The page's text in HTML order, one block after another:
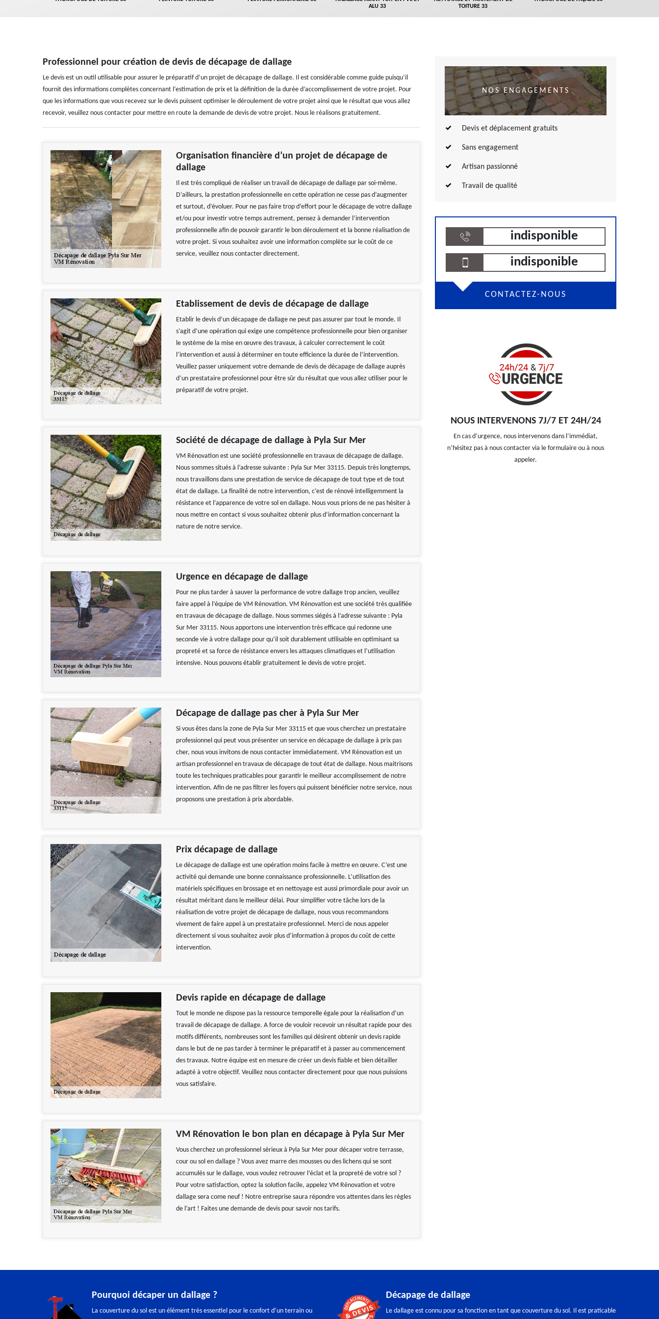
ALU 33
TOITURE 33
Professionnel pour création de devis de décapage de dallage
Le devis est un outil utilisable pour assurer le préparatif d’un projet de décapage de dallage. Il est considérable comme guide puisqu’il
fournit des informations complètes concernant l’estimation de prix et la définition de la durée d’accomplissement de votre projet. Pour
que les informations que vous recevez sur le devis puissent optimiser le déroulement de votre projet ainsi que le résultat que vous allez
recevoir, veuillez nous contacter pour mettre en route la demande de devis de votre projet. Nous le réalisons gratuitement.
Organisation financière d’un projet de décapage de
dallage
Il est très compliqué de réaliser un travail de décapage de dallage par soi-même.
D’ailleurs, la prestation professionnelle en cette opération ne cesse pas d’augmenter
et surtout, d’évoluer. Pour ne pas faire trop d’effort pour le décapage de votre dallage
et/ou pour investir votre temps autrement, pensez à demander l’intervention
professionnelle afin de pouvoir garantir le bon déroulement et la bonne réalisation de
votre projet. Si vous souhaitez avoir une information complète sur le coût de ce
service, veuillez nous contacter directement.
Etablissement de devis de décapage de dallage
Etablir le devis d’un décapage de dallage ne peut pas assurer par tout le monde. Il
s’agit d’une opération qui exige une compétence professionnelle pour bien organiser
le système de la mise en œuvre des travaux, à calculer correctement le coût
l’intervention et aussi à déterminer en toute efficience la durée de l’intervention.
Veuillez passer uniquement votre demande de devis de décapage de dallage auprès
d’un prestataire professionnel pour être sûr du résultat que vous allez utiliser pour le
préparatif de votre projet.
Société de décapage de dallage à Pyla Sur Mer
VM Rénovation est une société professionnelle en travaux de décapage de dallage.
Nous sommes situés à l’adresse suivante : Pyla Sur Mer 33115. Depuis très longtemps,
nous travaillons dans une prestation de service de décapage de tout type et de tout
état de dallage. La finalité de notre intervention, c’est de rénové intelligemment la
résistance et l’apparence de votre sol en dallage. Nous vous prions de ne pas hésiter à
nous mettre en contact si vous souhaitez obtenir plus d’information concernant la
nature de notre service.
Urgence en décapage de dallage
Pour ne plus tarder à sauver la performance de votre dallage trop ancien, veuillez
faire appel à l’équipe de VM Rénovation. VM Rénovation est une société très qualifiée
en travaux de décapage de dallage. Nous sommes siégés à l’adresse suivante : Pyla
Sur Mer 33115. Nous apportons une intervention très efficace qui redonne une
seconde vie à votre dallage pour qu’il soit durablement utilisable en optimisant sa
propreté et sa force de résistance envers les attaques climatiques et l’utilisation
intensive. Nous pouvons établir gratuitement le devis de votre projet.
Décapage de dallage pas cher à Pyla Sur Mer
Si vous êtes dans la zone de Pyla Sur Mer 33115 et que vous cherchez un prestataire
professionnel qui peut vous présenter un service en décapage de dallage à prix pas
cher, nous vous invitons de nous contacter immédiatement. VM Rénovation est un
artisan professionnel en travaux de décapage de tout état de dallage. Nous maitrisons
toute les techniques praticables pour garantir le meilleur accomplissement de notre
intervention. Afin de ne pas filtrer les foyers qui puissent bénéficier notre service, nous
proposons une prestation à prix abordable.
Prix décapage de dallage
Le décapage de dallage est une opération moins facile à mettre en œuvre. C’est une
activité qui demande une bonne connaissance professionnelle. L’utilisation des
matériels spécifiques en brossage et en nettoyage est aussi primordiale pour avoir un
résultat méritant dans le meilleur délai. Pour simplifier votre tâche lors de la
réalisation de votre projet de décapage de dallage, nous vous recommandons
vivement de faire appel à un prestataire professionnel. Merci de nous appeler
directement si vous souhaitez avoir plus d’information à propos du coût de cette
intervention.
Devis rapide en décapage de dallage
Tout le monde ne dispose pas la ressource temporelle égale pour la réalisation d’un
travail de décapage de dallage. A force de vouloir recevoir un résultat rapide pour des
motifs différents, nombreuses sont les familles qui désirent obtenir un devis rapide
dans le but de ne pas tarder à terminer le préparatif et à passer au commencement
des travaux. Notre équipe est en mesure de créer un devis fiable et bien détailler
adapté à votre objectif. Veuillez nous contacter directement pour que nous puissions
vous satisfaire.
VM Rénovation le bon plan en décapage à Pyla Sur Mer
Vous cherchez un professionnel sérieux à Pyla Sur Mer pour décaper votre terrasse,
cour ou sol en dallage ? Vous avez marre des mousses ou des lichens qui se sont
accumulés sur le dallage, vous voulez retrouver l’éclat et la propreté de votre sol ?
Pour votre satisfaction, optez la solution facile, appelez VM Rénovation et votre
dallage sera come neuf ! Notre entreprise saura répondre vos attentes dans les règles
de l’art ! Faites une demande de devis pour savoir nos tarifs.
NOS ENGAGEMENTS
Devis et déplacement gratuits
Sans engagement
Artisan passionné
Travail de qualité
indisponible
indisponible
CONTACTEZ-NOUS
NOUS INTERVENONS 7J/7 ET 24H/24
En cas d’urgence, nous intervenons dans l’immédiat,
n’hésitez pas à nous contacter via le formulaire ou à nous
appeler.
Pourquoi décaper un dallage ?
La couverture du sol est un élément très essentiel pour le confort d’un terrain ou
Décapage de dallage
Le dallage est connu pour sa fonction en tant que couverture du sol. Il est praticable